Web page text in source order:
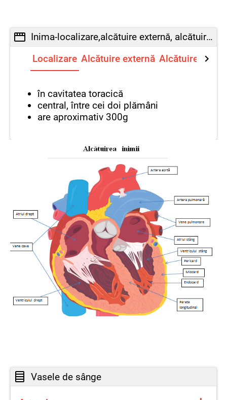
Inima-localizare,alcătuire externă, alcătuire internă
Localizare Alcătuire externă Alcătuire
în cavitatea toracică
central, între cei doi plămâni
are aproximativ 300g
Vasele de sânge